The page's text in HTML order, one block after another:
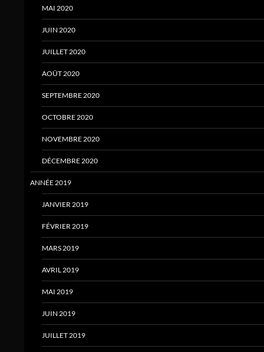
MAI 2020
JUIN 2020
JUILLET 2020
AOÛT 2020
SEPTEMBRE 2020
OCTOBRE 2020
NOVEMBRE 2020
DÉCEMBRE 2020
ANNÉE 2019
JANVIER 2019
FÉVRIER 2019
MARS 2019
AVRIL 2019
MAI 2019
JUIN 2019
JUILLET 2019